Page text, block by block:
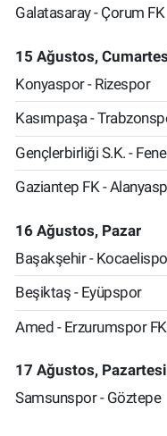
Galatasaray - Çorum FK
15 Ağustos,
Konyaspor - Rizespor
Kasımpaşa -
Gençlerbirliği S.K. -
Gaziantep FK -
16 Ağustos, Pazar
Başakşehir -
Beşiktaş - Eyüpspor
Amed - Erzurumspor FK
17 Ağustos, Pazartesi
Samsunspor - Göztepe